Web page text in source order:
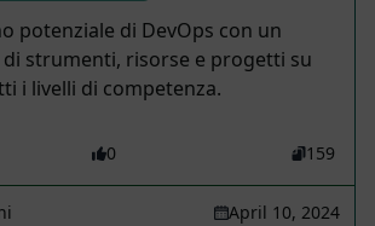
potenziale di DevOps con un
strumenti, risorse e progetti su
i livelli di competenza.
0 159
April 10, 2024